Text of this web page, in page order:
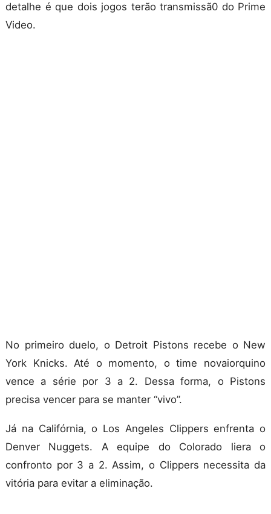
detalhe é que dois jogos terão transmissã0 do Prime
Video.
No primeiro duelo, o Detroit Pistons recebe o New
York Knicks. Até o momento, o time novaiorquino
vence a série por 3 a 2. Dessa forma, o Pistons
precisa vencer para se manter “vivo”.
Já na Califórnia, o Los Angeles Clippers enfrenta o
Denver Nuggets. A equipe do Colorado liera o
confronto por 3 a 2. Assim, o Clippers necessita da
vitória para evitar a eliminação.